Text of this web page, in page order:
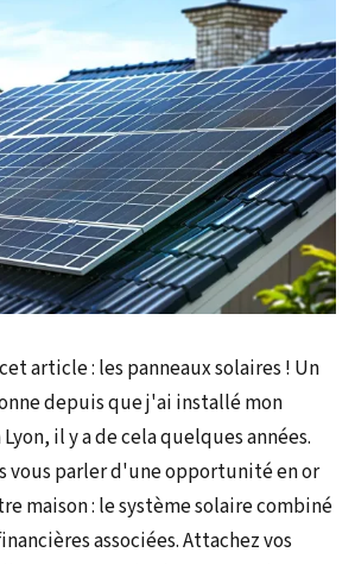
article : les panneaux solaires ! Un
depuis que j'ai installé mon
il y a de cela quelques années.
vous parler d'une opportunité en or
maison : le système solaire combiné
associées. Attachez vos